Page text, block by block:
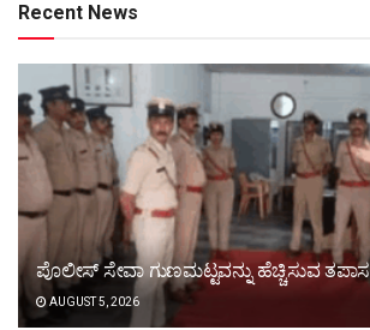
Recent News
ಪೊಲೀಸ್ ಸೇವಾ ಗುಣಮಟ್ಟವನ್ನು ಹೆಚ್ಚಿಸುವ
AUGUST 5, 2026